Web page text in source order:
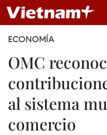
ECONOMÍA
OMC
al sistema
comercio